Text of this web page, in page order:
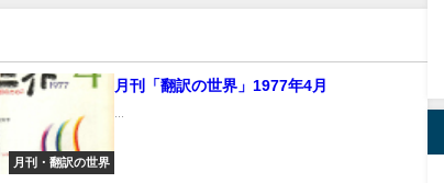
月刊・翻訳の世界
月刊「翻訳の世界」1977年4月